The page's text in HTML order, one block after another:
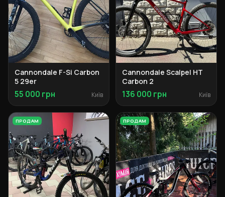
Cannondale F-Si Carbon
5 29er
55 000 грн Київ
Cannondale Scalpel HT
Carbon 2
136 000 грн Київ
ПРОДАМ ПРОДАМ